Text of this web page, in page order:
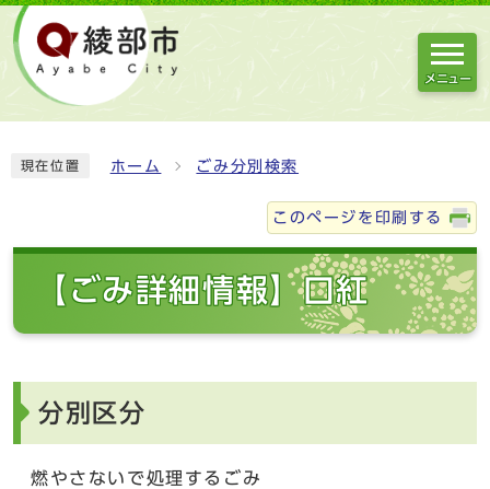
メニュー
現在位置 ホーム ごみ分別検索
このページを印刷する
【ごみ詳細情報】口紅
分別区分
燃やさないで処理するごみ